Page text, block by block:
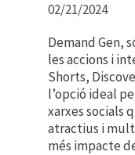
02/21/2024
Demand Gen,
les accions i
Shorts,
l’opció ideal
xarxes socials
atractius i
més impacte